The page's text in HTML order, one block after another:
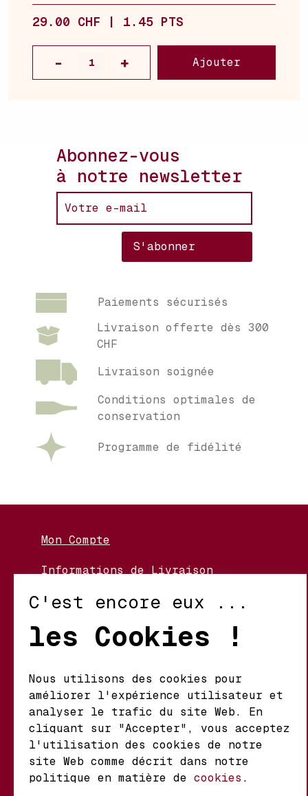
29.00 CHF | 1.45 PTS
Ajouter
Abonnez-vous
à notre newsletter
Paiements sécurisés
Livraison offerte dès 300
CHF
Livraison soignée
Conditions optimales de
conservation
Programme de fidélité
Mon Compte
Informations de Livraison
Conditions d’Utilisation
Mathieu S.A. Vins fins
d'origine
Chemin du Coteau 29 A
1123 Aclens Suisse
C'est encore eux ...
les Cookies !
Nous utilisons des cookies pour
améliorer l'expérience utilisateur et
analyser le trafic du site Web. En
cliquant sur "Accepter", vous acceptez
l'utilisation des cookies de notre
site Web comme décrit dans notre
politique en matière de cookies .